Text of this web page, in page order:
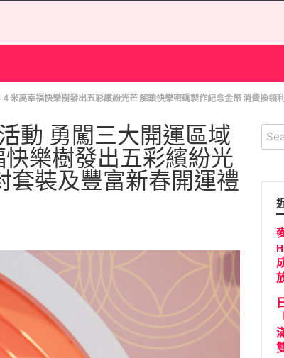
米高幸福快樂樹發出五彩繽紛光芒 解鎖快樂密碼製作紀念金幣 消費換領
動 勇闖三大開運區域
樂樹發出五彩繽紛光
套裝及豐富新春開運禮
for: